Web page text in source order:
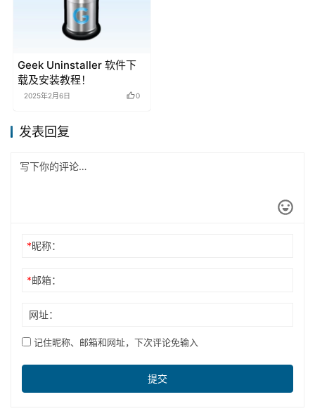
Geek Uninstaller 软件下
载及安装教程！
2025年2月6日 0
发表回复
*昵称：
*邮箱：
网址：
记住昵称、邮箱和网址，下次评论免输入
提交